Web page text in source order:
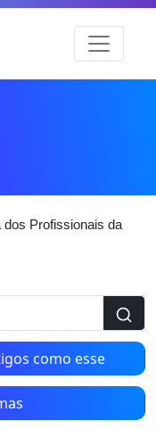
Profissionais da
como esse